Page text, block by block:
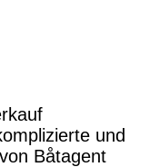
und
Båtagent